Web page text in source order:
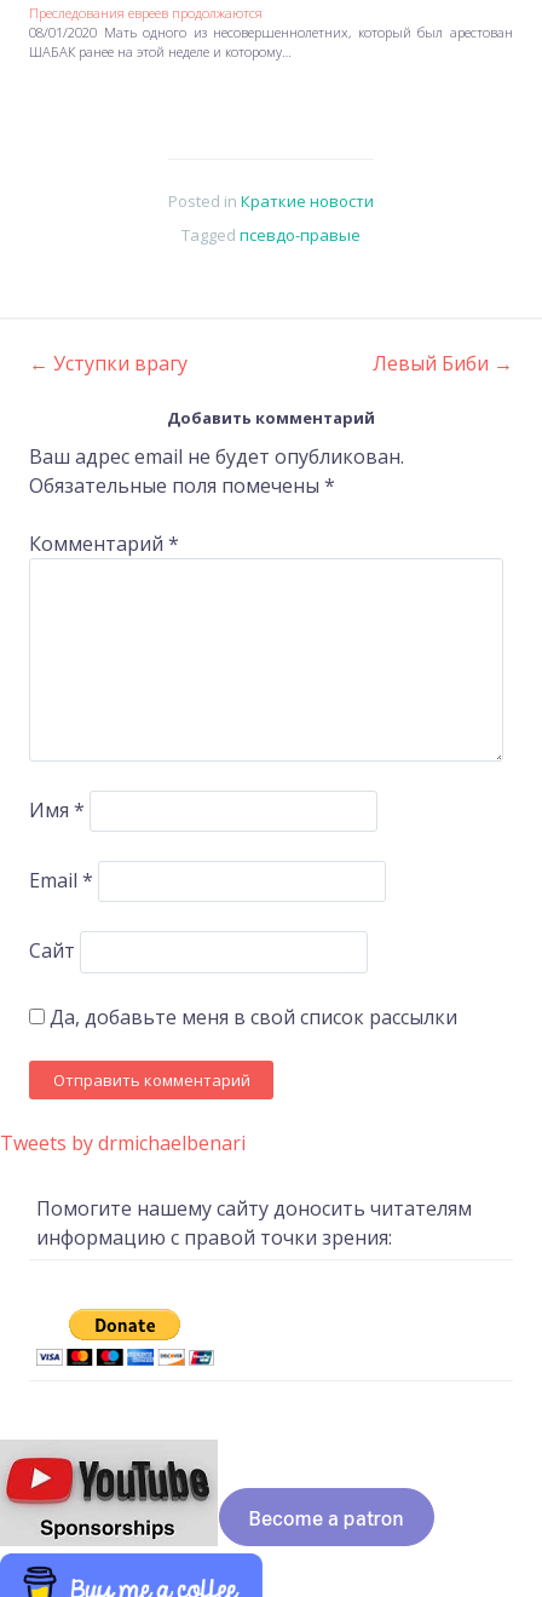
Преследования евреев продолжаются
08/01/2020 Мать одного из несовершеннолетних, который был арестован
ШАБАК ранее на этой неделе и которому…
Posted in Краткие новости
Tagged псевдо-правые
Post
navigation
← Уступки врагу Левый Биби →
Добавить комментарий
Ваш адрес email не будет опубликован.
Обязательные поля помечены *
Комментарий *
Имя *
Email *
Сайт
Да, добавьте меня в свой список рассылки
Tweets by drmichaelbenari
Помогите нашему сайту доносить читателям
информацию с правой точки зрения: